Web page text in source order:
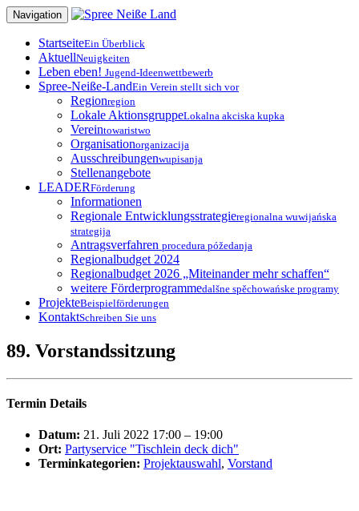
Zum
Inhalt
springen
Navigation
StartseiteEin Überblick
AktuellNeuigkeiten
Leben eben! Jugend-Ideenwettbewerb
Spree-Neiße-LandEin Verein stellt sich vor
Regionregion
Lokale AktionsgruppeLokalna akciska kupka
Vereintowaristwo
Organisationorganizacija
Ausschreibungenwupisanja
Stellenangebote
LEADERFörderung
Informationen
Regionale Entwicklungsstrategieregionalna wuwijańska
strategija
Antragsverfahren procedura póžedanja
Regionalbudget 2024
Regionalbudget 2026 „Miteinander mehr schaffen“
weitere Förderprogrammedalšne spěchowańske programy
ProjekteBeispielförderungen
KontaktSchreiben Sie uns
89. Vorstandssitzung
Termin Details
Datum: 21. Juli 2022 17:00 – 19:00
Ort: Partyservice "Tischlein deck dich"
Terminkategorien: Projektauswahl, Vorstand